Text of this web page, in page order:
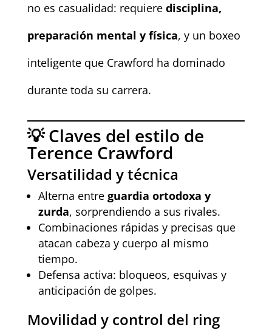
no es casualidad: requiere disciplina,
preparación mental y física, y un boxeo
inteligente que Crawford ha dominado
durante toda su carrera.
💡 Claves del estilo de
Terence Crawford
Versatilidad y técnica
Alterna entre guardia ortodoxa y
zurda, sorprendiendo a sus rivales.
Combinaciones rápidas y precisas que
atacan cabeza y cuerpo al mismo
tiempo.
Defensa activa: bloqueos, esquivas y
anticipación de golpes.
Movilidad y control del ring